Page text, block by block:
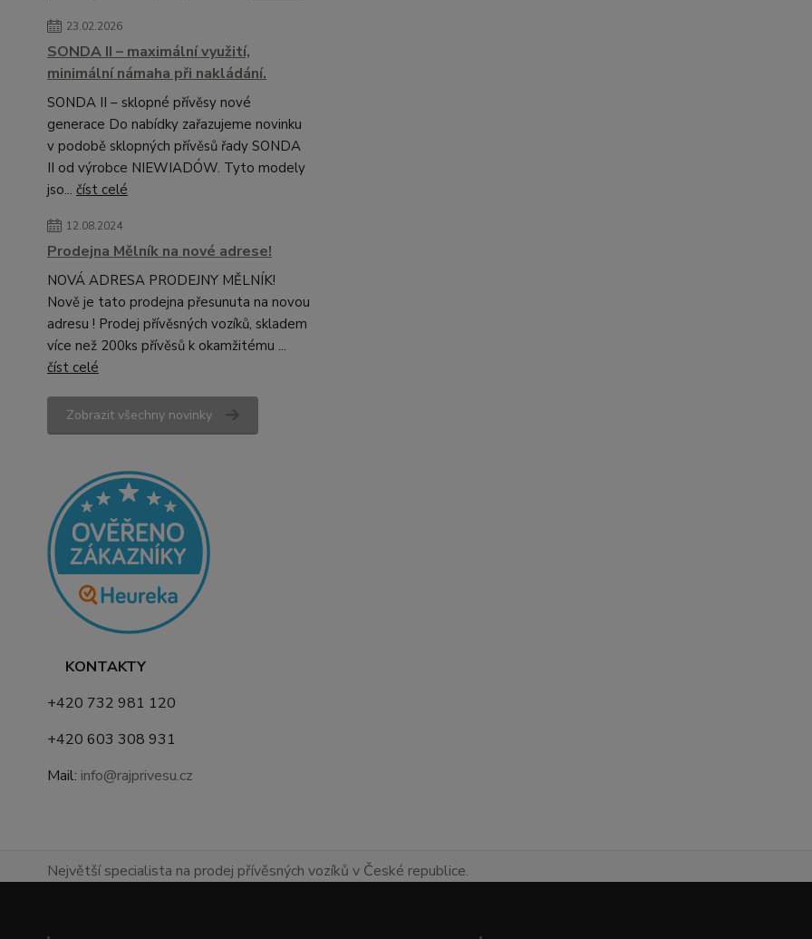
23.02.2026
SONDA II – maximální využití,
minimální námaha při nakládání.
SONDA II – sklopné přívěsy nové
generace Do nabídky zařazujeme novinku
v podobě sklopných přívěsů řady SONDA
II od výrobce NIEWIADÓW. Tyto modely
jso... číst celé
12.08.2024
Prodejna Mělník na nové adrese!
NOVÁ ADRESA PRODEJNY MĚLNÍK!
Nově je tato prodejna přesunuta na novou
adresu ! Prodej přívěsných vozíků, skladem
více než 200ks přívěsů k okamžitému ...
číst celé
Zobrazit všechny novinky
KONTAKTY
+420 732 981 120
+420 603 308 931
Mail: info@rajprivesu.cz
Největší specialista na prodej přívěsných vozíků v České republice.